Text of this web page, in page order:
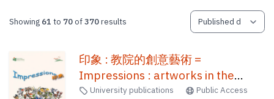
Showing 61 to 70of370results
印象 : 教院的創意藝術 =
Impressions : artworks in the
HKIEd
University publications Public Access